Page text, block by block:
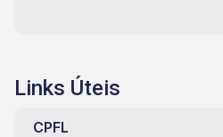
Links Úteis
CPFL